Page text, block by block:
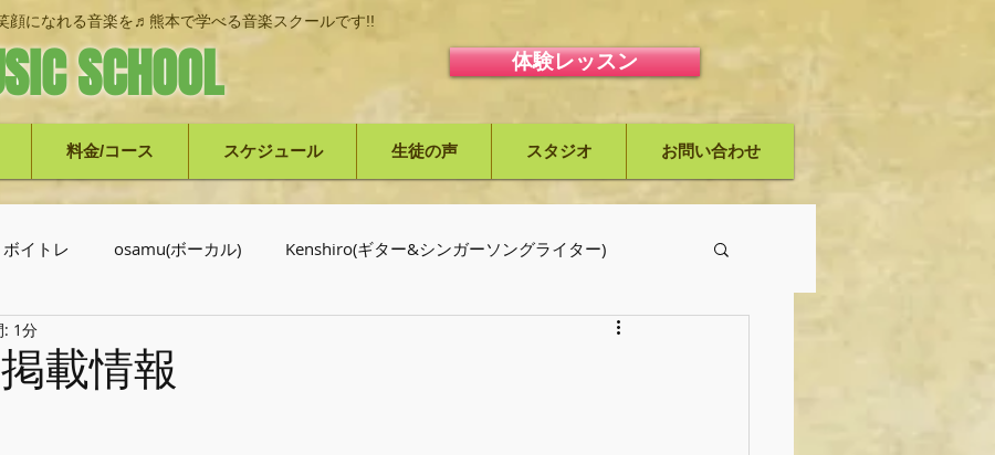
になれる音楽を♬熊本で学べる音楽スクールです!!
SCHOOL 体験レッスン
料金/コース スケジュール 生徒の声 スタジオ お問い合わせ
ボイトレ osamu(ボーカル) Kenshiro(ギター&シンガーソングライター)
載情報
: 1分